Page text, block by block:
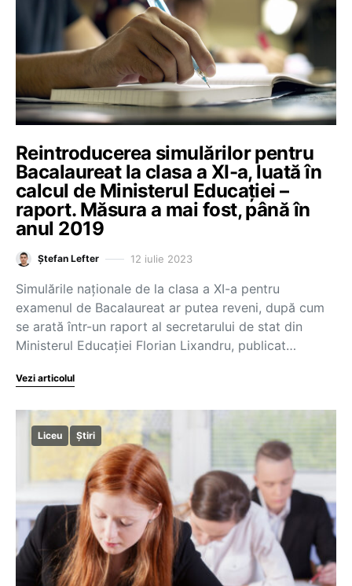
Reintroducerea simulărilor pentru
Bacalaureat la clasa a XI-a, luată în
calcul de Ministerul Educației –
raport. Măsura a mai fost, până în
anul 2019
Ștefan Lefter 12 iulie 2023
Simulările naționale de la clasa a XI-a pentru
examenul de Bacalaureat ar putea reveni, după cum
se arată într-un raport al secretarului de stat din
Ministerul Educației Florian Lixandru, publicat…
Vezi articolul
Liceu Știri